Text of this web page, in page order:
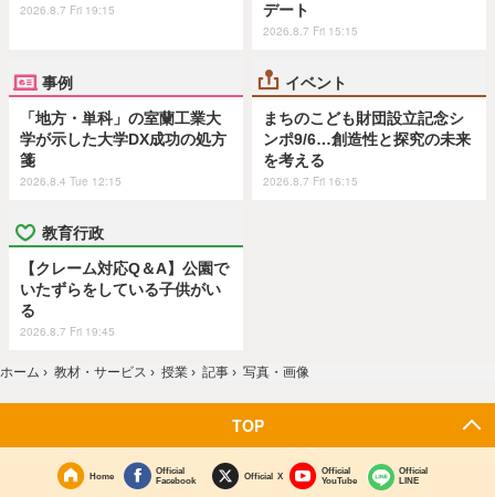
2026.8.7 Fri 19:15
デート
2026.8.7 Fri 15:15
事例
「地方・単科」の室蘭工業大
学が示した大学DX成功の処方
箋
2026.8.4 Tue 12:15
イベント
まちのこども財団設立記念シ
ンポ9/6…創造性と探究の未来
を考える
2026.8.7 Fri 16:15
教育行政
【クレーム対応Q＆A】公園で
いたずらをしている子供がい
る
2026.8.7 Fri 19:45
ホーム › 教材・サービス › 授業 › 記事 › 写真・画像
TOP
Home
Official
Facebook
Official X
Official
YouTube
Official
LINE